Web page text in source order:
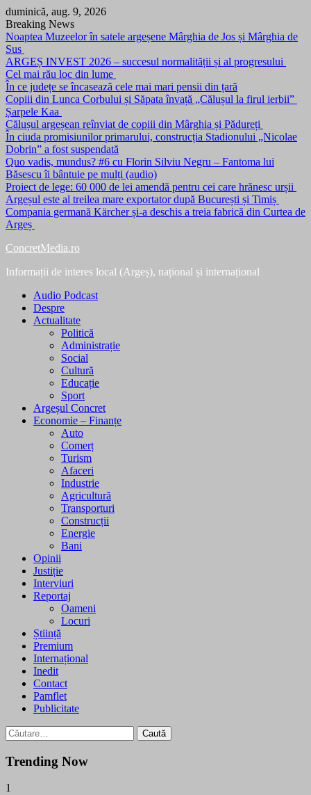
Skip
to
content
duminică, aug. 9, 2026
Breaking News
Noaptea Muzeelor în satele argeșene Mârghia de Jos și Mârghia de
Sus
ARGEȘ INVEST 2026 – succesul normalității și al progresului
Cel mai rău loc din lume
În ce județe se încasează cele mai mari pensii din țară
Copiii din Lunca Corbului și Săpata învață „Călușul la firul ierbii”
Șarpele Kaa
Călușul argeșean reînviat de copiii din Mârghia și Pădureți
În ciuda promisiunilor primarului, construcția Stadionului „Nicolae
Dobrin” a fost suspendată
Quo vadis, mundus? #6 cu Florin Silviu Negru – Fantoma lui
Băsescu îi bântuie pe mulți (audio)
Proiect de lege: 60 000 de lei amendă pentru cei care hrănesc urșii
Argeșul este al treilea mare exportator după București și Timiș
Compania germană Kärcher și-a deschis a treia fabrică din Curtea de
Argeș
ConcretMedia.ro
Informații de interes local (Argeș), național și internațional
Audio Podcast
Despre
Actualitate
Politică
Administrație
Social
Cultură
Educație
Sport
Argeșul Concret
Economie – Finanțe
Auto
Comerț
Turism
Afaceri
Industrie
Agricultură
Transporturi
Construcții
Energie
Bani
Opinii
Justiție
Interviuri
Reportaj
Oameni
Locuri
Știință
Premium
Internațional
Inedit
Contact
Pamflet
Publicitate
Caută
după:
Trending Now
1